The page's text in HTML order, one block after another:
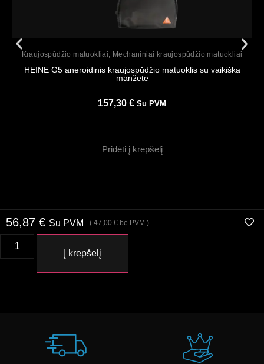
Kraujospūdžio matuokliai Mechaniniai kraujospūdžio matuokliai
HEINE G5 aneroidinis kraujospūdžio matuoklis su vaikiška
manžete
157,30 € Su PVM
Pridėti į krepšelį
56,87 € Su PVM ( 47,00 € be PVM )
Į krepšelį